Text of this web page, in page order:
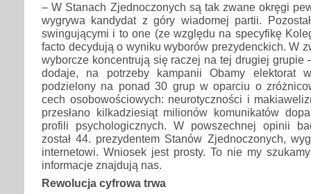
– W Stanach Zjednoczonych są tak zwane okręgi
wygrywa kandydat z góry wiadomej partii.
swingującymi i to one (ze względu na specyfikę
facto decydują o wyniku wyborów prezydenckich. W
wyborcze koncentrują się raczej na tej drugiej grupie
dodaje, na potrzeby kampanii Obamy elektorat
podzielony na ponad 30 grup w oparciu o
cech osobowościowych: neurotyczności i
przesłano kilkadziesiąt milionów komunikatów
profili psychologicznych. W powszechnej opinii
został 44. prezydentem Stanów Zjednoczonych,
internetowi. Wniosek jest prosty. To nie my
informacje znajdują nas.
Rewolucja cyfrowa trwa